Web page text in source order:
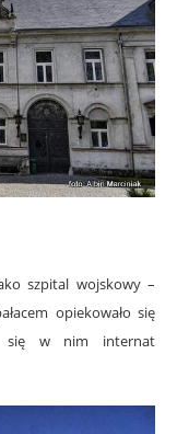
szpital wojskowy –
opiekowało się
się w nim internat